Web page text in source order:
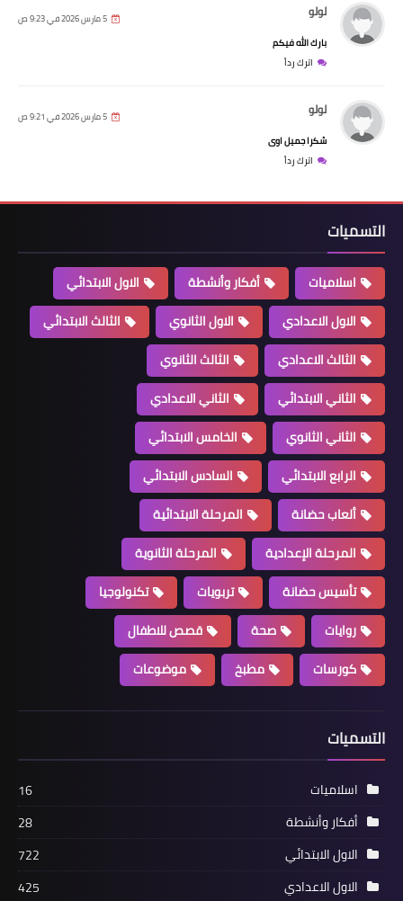
لولو 5 مارس 2026 في 9:23 ص
بارك الله فيكم
اترك رداً
لولو 5 مارس 2026 في 9:21 ص
شكرا جميل اوى
اترك رداً
التسميات
اسلاميات أفكار وأنشطة
الاول الابتدائي
الاول الاعدادي
الاول الثانوي
الثالث الابتدائي
الثالث الاعدادي
الثالث الثانوي
الثاني الابتدائي
الثاني الاعدادي
الثاني الثانوي
الخامس الابتدائي
الرابع الابتدائي
السادس الابتدائي
ألعاب حضانة
المرحلة الابتدائية
المرحلة الإعدادية
المرحلة الثانوية
تأسيس حضانة
تربويات
تكنولوجيا
روايات
صحة
قصص للاطفال
كورسات
مطبخ موضوعات
التسميات
اسلاميات
16
أفكار وأنشطة
28
الاول الابتدائي
722
الاول الاعدادي
425